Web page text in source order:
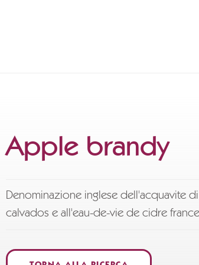
Apple brandy
Denominazione inglese dell'acquavite
calvados e all'eau-de-vie de cidre